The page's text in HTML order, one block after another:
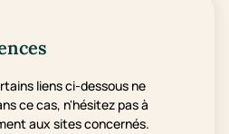
liens ci-dessous ne
ce cas, n'hésitez pas à
aux sites concernés.